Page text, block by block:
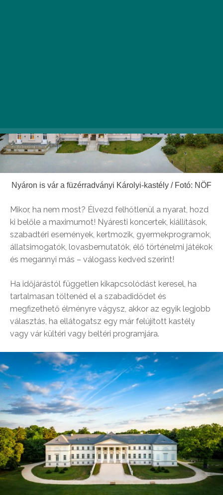
Nyáron is vár a füzérradványi Károlyi-kastély / Fotó: NÖF
Mikor, ha nem most? Élvezd felhőtlenül a nyarat, hozd
ki belőle a maximumot! Nyáresti koncertek, kiállítások,
szabadtéri események, kertmozik, gyermekprogramok,
állatsimogatók, lovasbemutatók, élő történelmi játékok
és megannyi más – válogass kedved szerint!
Ha időjárástól független kikapcsolódást keresel, ha
tartalmasan töltenéd el a szabadidődet és
megfizethető élményre vágysz, akkor az egyik legjobb
választás, ha ellátogatsz egy már felújított kastély
vagy vár kültéri vagy beltéri programjára.